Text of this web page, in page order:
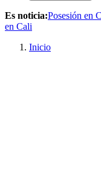
Es noticia:Posesión en
en Cali
Inicio